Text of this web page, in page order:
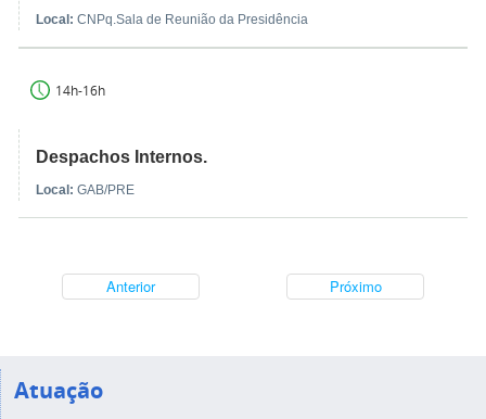
Local: CNPq.Sala de Reunião da Presidência
14h-16h
Despachos Internos.
Local: GAB/PRE
Anterior Próximo
Atuação